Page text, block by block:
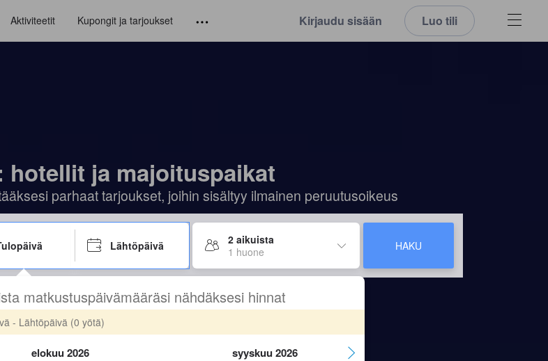
Aktiviteetit Kupongit ja tarjoukset Kirjaudu sisään Luo tili
hotellit ja majoituspaikat
parhaat tarjoukset, joihin sisältyy ilmainen peruutusoikeus
Lähtöpäivä
2 aikuista
1 huone
HAKU
matkustuspäivämääräsi nähdäksesi hinnat
- Lähtöpäivä (0 yötä)
elokuu 2026 syyskuu 2026